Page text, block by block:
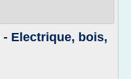
Electrique, bois,